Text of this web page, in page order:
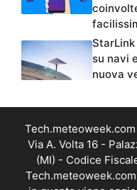
su navi
nuova
Via A. Volta 16 -
(MI) - Codice